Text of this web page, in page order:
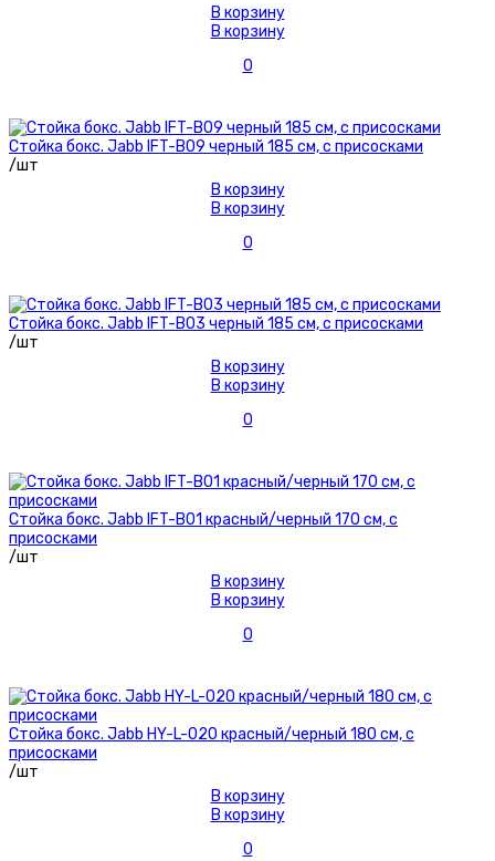
В корзину
В корзину
0
Стойка бокс. Jabb IFT-B09 черный 185 см, с присосками
/шт
В корзину
В корзину
0
Стойка бокс. Jabb IFT-B03 черный 185 см, с присосками
/шт
В корзину
В корзину
0
Стойка бокс. Jabb IFT-B01 красный/черный 170 см, с
присосками
/шт
В корзину
В корзину
0
Стойка бокс. Jabb HY-L-020 красный/черный 180 см, с
присосками
/шт
В корзину
В корзину
0